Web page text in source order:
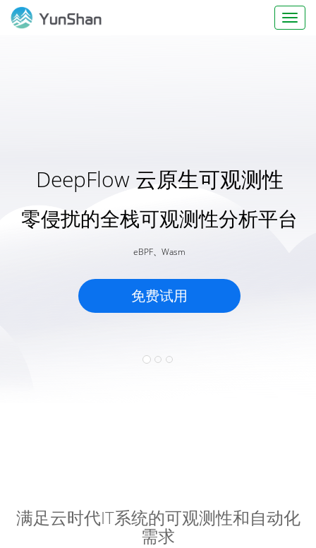
基于 DeepFlow 的客户四阶段
观测服务
满足云时代IT系统的可观测性和自动化
需求